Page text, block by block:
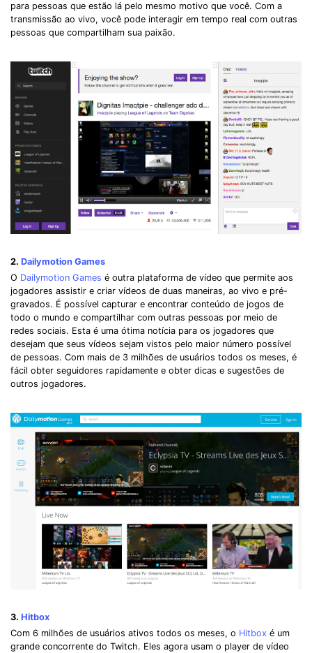
para pessoas que estão lá pelo mesmo motivo que você. Com a
transmissão ao vivo, você pode interagir em tempo real com outras
pessoas que compartilham sua paixão.
2. Dailymotion Games
O Dailymotion Games é outra plataforma de vídeo que permite aos
jogadores assistir e criar vídeos de duas maneiras, ao vivo e pré-
gravados. É possível capturar e encontrar conteúdo de jogos de
todo o mundo e compartilhar com outras pessoas por meio de
redes sociais. Esta é uma ótima notícia para os jogadores que
desejam que seus vídeos sejam vistos pelo maior número possível
de pessoas. Com mais de 3 milhões de usuários todos os meses, é
fácil obter seguidores rapidamente e obter dicas e sugestões de
outros jogadores.
3. Hitbox
Com 6 milhões de usuários ativos todos os meses, o Hitbox é um
grande concorrente do Twitch. Eles agora usam o player de vídeo